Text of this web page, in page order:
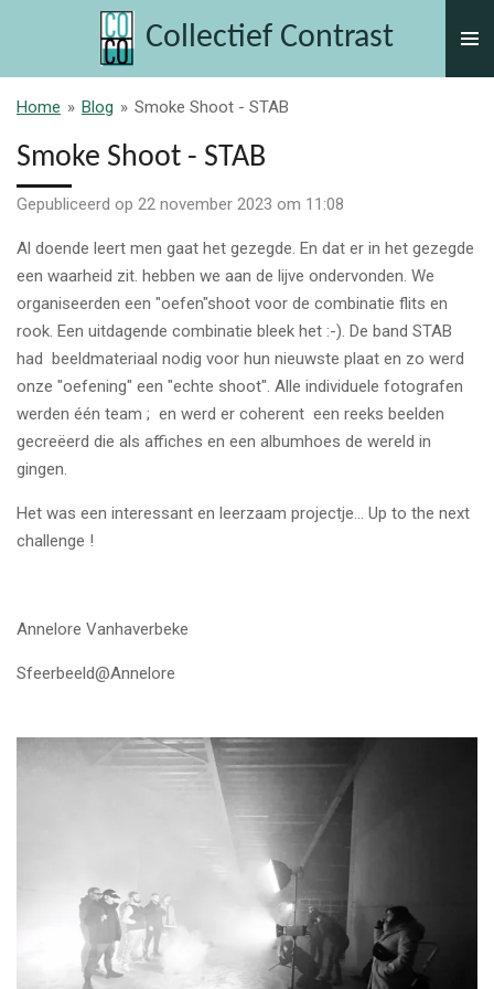
naar
de
Collectief Contrast
Home » Blog » Smoke Shoot - STAB
Smoke Shoot - STAB
Gepubliceerd op 22 november 2023 om 11:08
Al doende leert men gaat het gezegde. En dat er in het gezegde
een waarheid zit. hebben we aan de lijve ondervonden. We
organiseerden een "oefen"shoot voor de combinatie flits en
rook. Een uitdagende combinatie bleek het :-). De band STAB
had beeldmateriaal nodig voor hun nieuwste plaat en zo werd
onze "oefening" een "echte shoot". Alle individuele fotografen
werden één team ; en werd er coherent een reeks beelden
gecreëerd die als affiches en een albumhoes de wereld in
gingen.
Het was een interessant en leerzaam projectje... Up to the next
challenge !
Annelore Vanhaverbeke
Sfeerbeeld@Annelore